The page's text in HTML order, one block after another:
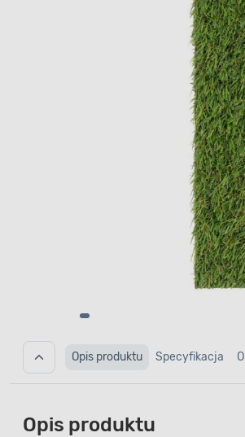
Opis produktu Specyfikacja
Opis produktu